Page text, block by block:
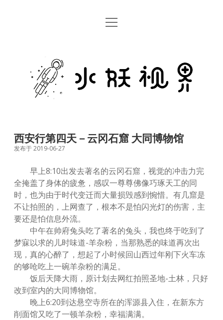
首页
关于
open
妖
视
西安行第四天－云冈石窟 大同博物馆
发布于 2019-06-27
早上8:10出发去著名的云冈石窟，视觉的冲击力完
全掩盖了身体的疲惫，感叹一尊尊佛像巧琢天工的同
时，也为由于时代变迁而大量损毁感到惋惜。有几窟是
不让拍照的，上网查了，根本不是怕闪光灯的伤害，主
要还是怕信息外流。
中午在帅府兔头吃了著名的兔头，我也终于吃到了
梦寐以求的儿时味道-羊杂粉，当那熟悉的味道再次出
现，真的心醉了，想起了小时候回山西过年刚下火车冻
的够呛吃上一碗羊杂粉的满足。
饭后天降大雨，原计划去网红拍照圣地-土林，只好
改到室内的大同博物馆。
晚上6:20到达悬空寺所在的浑源县入住，在新东方
削面馆又吃了一顿羊杂粉，幸福满满。